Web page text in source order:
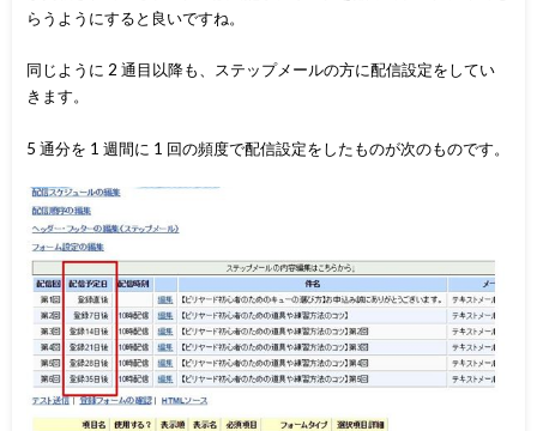
らうようにすると良いですね。
同じように 2 通目以降も、ステップメールの方に配信設定をしてい
きます。
5 通分を 1 週間に 1 回の頻度で配信設定をしたものが次のものです。